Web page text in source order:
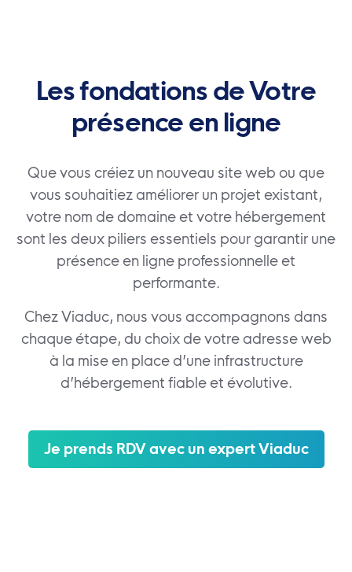
Les fondations de Votre
présence en ligne
Que vous créiez un nouveau site web ou que
vous souhaitiez améliorer un projet existant,
votre nom de domaine et votre hébergement
sont les deux piliers essentiels pour garantir une
présence en ligne professionnelle et
performante.
Chez Viaduc, nous vous accompagnons dans
chaque étape, du choix de votre adresse web
à la mise en place d’une infrastructure
d’hébergement fiable et évolutive.
Je prends RDV avec un expert Viaduc